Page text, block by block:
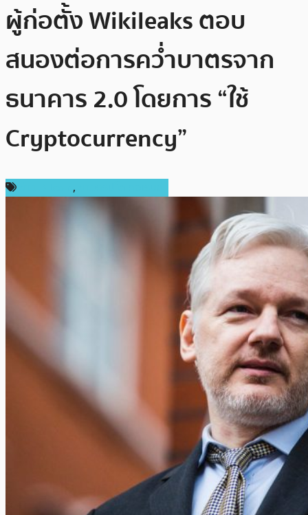
ผู้ก่อตั้ง Wikileaks ตอบ
สนองต่อการคว่ำบาตรจาก
ธนาคาร 2.0 โดยการ “ใช้
Cryptocurrency”
,